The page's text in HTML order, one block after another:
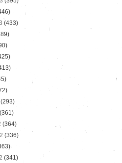
(433)
(293)
(361)
(364)
(336)
(341)